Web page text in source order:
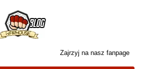
Zajrzyj na nasz fanpage